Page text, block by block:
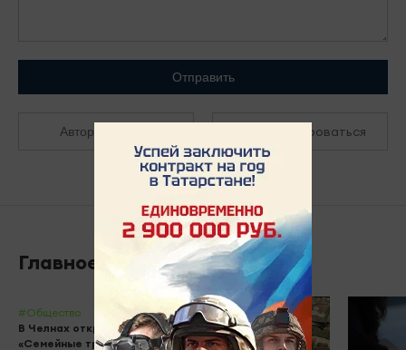
Отправить
Авторизоваться Зарегистрироваться
Главное
#Общество
В Челнах открыли мурал
«Семейные традиции» к